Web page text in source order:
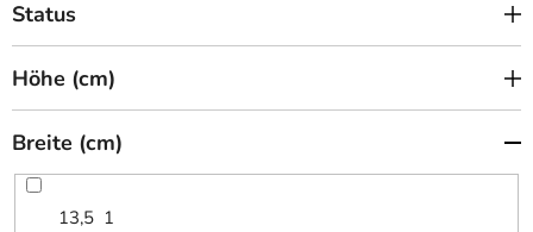
Status
Höhe (cm)
Breite (cm)
13,5 1